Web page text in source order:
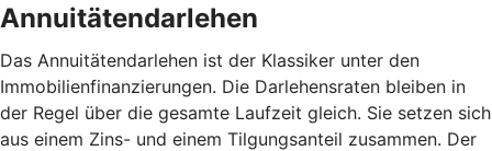
Annuitätendarlehen
Das Annuitätendarlehen ist der Klassiker unter den
Immobilienfinanzierungen. Die Darlehensraten bleiben in
der Regel über die gesamte Laufzeit gleich. Sie setzen sich
aus einem Zins- und einem Tilgungsanteil zusammen. Der